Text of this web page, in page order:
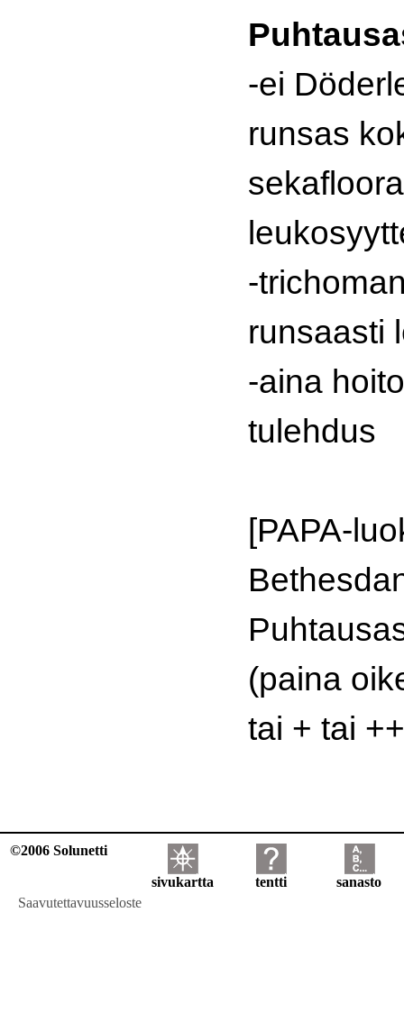
-ei
runsas
-
runsaasti
-aina
tulehdus
[PAPA-
(paina
tai + tai
©2006 Solunetti
sivukartta tentti
sanasto
Saavutettavuusseloste